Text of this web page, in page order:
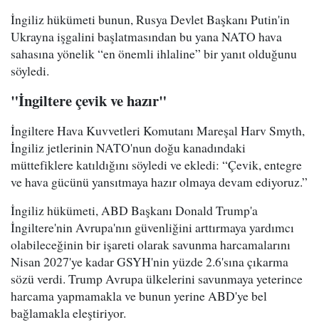
İngiliz hükümeti bunun, Rusya Devlet Başkanı Putin'in
Ukrayna işgalini başlatmasından bu yana NATO hava
sahasına yönelik “en önemli ihlaline” bir yanıt olduğunu
söyledi.
"İngiltere çevik ve hazır"
İngiltere Hava Kuvvetleri Komutanı Mareşal Harv Smyth,
İngiliz jetlerinin NATO'nun doğu kanadındaki
müttefiklere katıldığını söyledi ve ekledi: “Çevik, entegre
ve hava gücünü yansıtmaya hazır olmaya devam ediyoruz.”
İngiliz hükümeti, ABD Başkanı Donald Trump'a
İngiltere'nin Avrupa'nın güvenliğini arttırmaya yardımcı
olabileceğinin bir işareti olarak savunma harcamalarını
Nisan 2027'ye kadar GSYH'nin yüzde 2.6'sına çıkarma
sözü verdi. Trump Avrupa ülkelerini savunmaya yeterince
harcama yapmamakla ve bunun yerine ABD'ye bel
bağlamakla eleştiriyor.